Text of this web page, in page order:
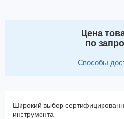
Цена
по
Способы
Широкий выбор
инструмента